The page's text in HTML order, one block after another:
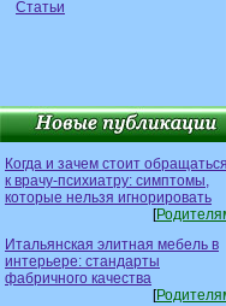
Статьи
Когда и зачем стоит обращаться
к врачу-психиатру: симптомы,
которые нельзя игнорировать
[
Итальянская элитная мебель в
интерьере: стандарты
фабричного качества
[